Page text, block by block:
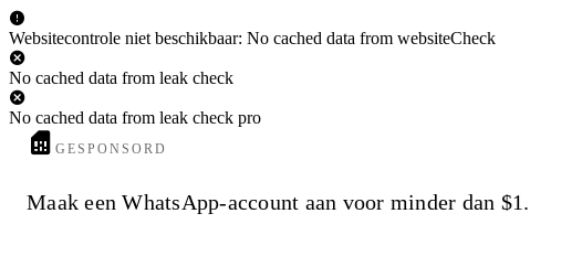
Websitecontrole niet beschikbaar: No cached data from websiteCheck
No cached data from leak check
No cached data from leak check pro
GESPONSORD
Maak een WhatsApp-account aan voor minder dan $1.